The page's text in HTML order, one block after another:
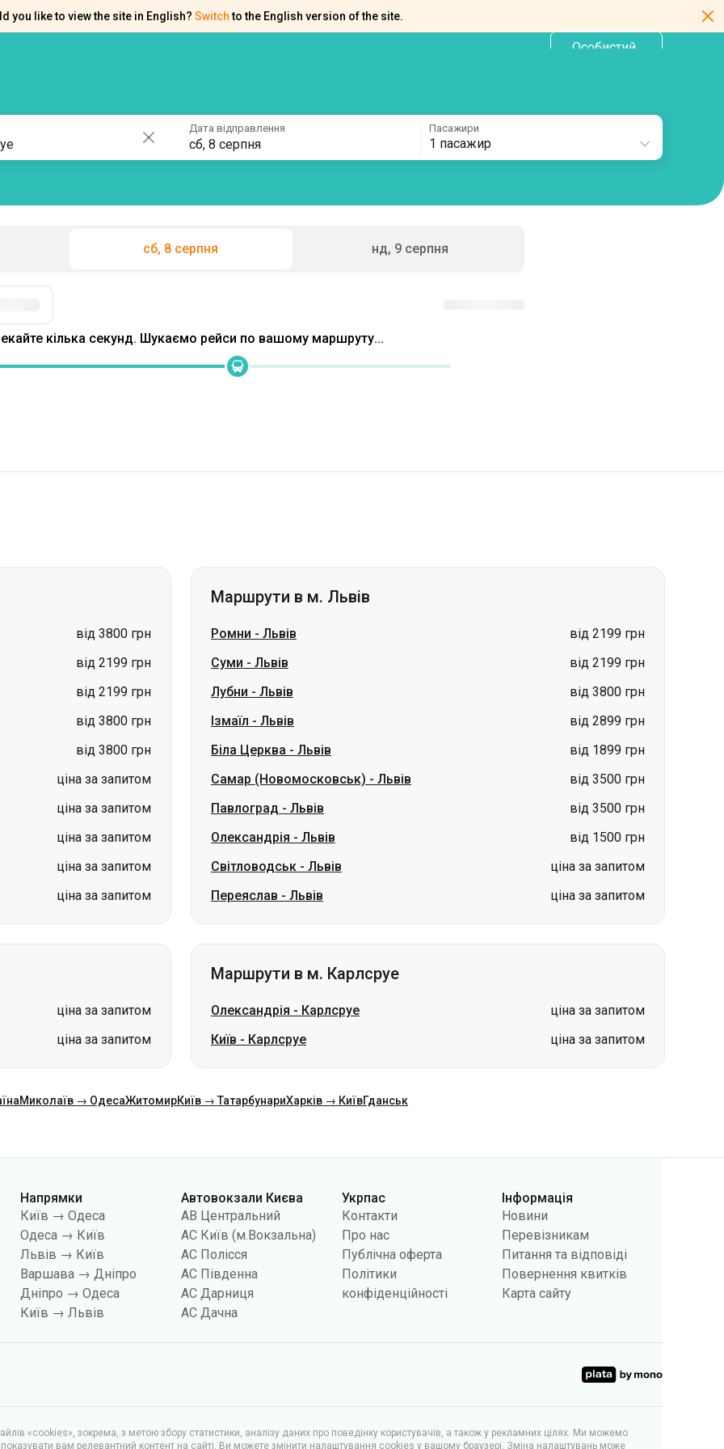
you like to view the site in English? Switch to the English version of the site.
Особистий
сб, 8 серпня нд, 9 серпня
кілька секунд. Шукаємо рейси по вашому маршруту...
від 3800 грн
від 2199 грн
від 2199 грн
від 3800 грн
від 3800 грн
ціна за запитом
ціна за запитом
ціна за запитом
ціна за запитом
ціна за запитом
Маршрути в м. Львів
Ромни - Львів
від 2199 грн
Суми - Львів
від 2199 грн
Лубни - Львів
від 3800 грн
Ізмаїл - Львів
від 2899 грн
Біла Церква - Львів
від 1899 грн
Самар (Новомосковськ) - Львів
від 3500 грн
Павлоград - Львів
від 3500 грн
Олександрія - Львів
від 1500 грн
Світловодськ - Львів
ціна за запитом
Переяслав - Львів ціна за запитом
ціна за запитом
ціна за запитом
Маршрути в м. Карлсруе
Олександрія - Карлсруе
ціна за запитом
Київ - Карлсруе ціна за запитом
Миколаїв → ОдесаЖитомирКиїв → ТатарбунариХарків → КиївГданськ
Напрямки
Київ → Одеса
Одеса → Київ
Львів → Київ
Варшава → Дніпро
Дніпро → Одеса
Київ → Львів
Автовокзали Києва
АВ Центральний
АС Київ (м.Вокзальна)
АС Полісся
АС Південна
АС Дарниця
АС Дачна
Укрпас
Контакти
Про нас
Публічна оферта
Політики
конфіденційності
Інформація
Новини
Перевізникам
Питання та відповіді
Повернення квитків
Карта сайту
«cookies», зокрема, з метою збору статистики, аналізу даних про поведінку користувачів, а також у рекламних цілях. Ми можемо
вам релевантний контент на сайті. Ви можете змінити налаштування cookies у вашому браузері. Зміна налаштувань може